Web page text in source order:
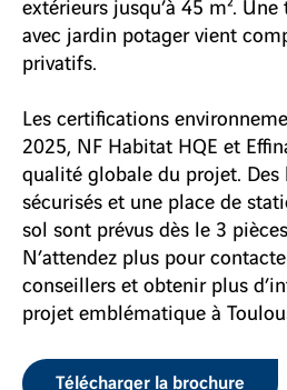
avec jardin potager vient
privatifs.
Les certifications
2025, NF Habitat HQE et
qualité globale du projet. Des
sécurisés et une place de
sol sont prévus dès le 3
N’attendez plus pour
conseillers et obtenir plus
projet emblématique à
Télécharger la brochure